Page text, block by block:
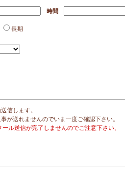
時間
長期
信します。
が送れませんのでいま一度ご確認下さい。
ル送信が完了しませんのでご注意下さい。